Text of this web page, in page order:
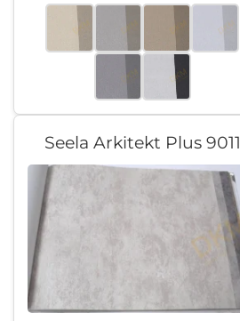
Seela Arkitekt Plus 9011